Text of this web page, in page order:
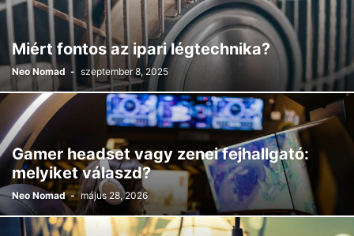
Miért fontos az ipari légtechnika?
Neo Nomad - szeptember 8, 2025
Gamer headset vagy zenei fejhallgató:
melyiket válaszd?
Neo Nomad - május 28, 2026